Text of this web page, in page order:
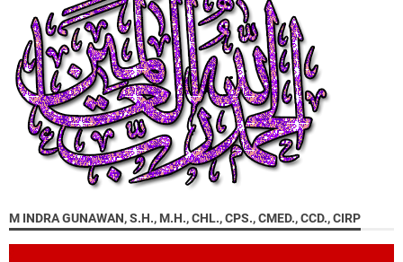
M INDRA GUNAWAN, S.H., M.H., CHL., CPS., CMED., CCD., CIRP